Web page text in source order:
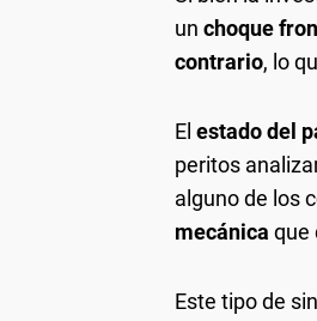
un choque
contrario, lo
El estado del
peritos
alguno de los
mecánica que
Este tipo de